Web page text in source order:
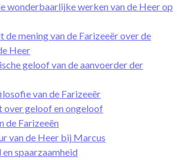
wonderbaarlijke werken van de Heer op
de mening van de Farizeeër over de
Heer
geloof van de aanvoerder der
van de Farizeeër
over geloof en ongeloof
de Farizeeën
van de Heer bij Marcus
spaarzaamheid